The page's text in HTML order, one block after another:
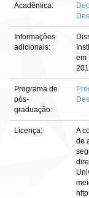
Acadêmica:
Informações
adicionais:
em
Programa de
pós-
graduação:
Licença:
A
de